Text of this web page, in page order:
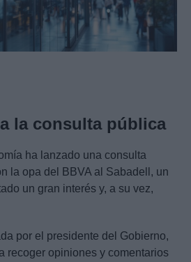
la consulta pública
ha lanzado una consulta
la opa del BBVA al Sabadell, un
un gran interés y, a su vez,
por el presidente del Gobierno,
recoger opiniones y comentarios